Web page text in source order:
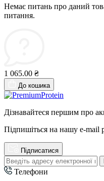
Немає питань про даний
питання.
1 065.00 ₴
До кошика
Дізнавайтеся першим про
Підпишіться на нашу e-mail
Підписатися
Телефони